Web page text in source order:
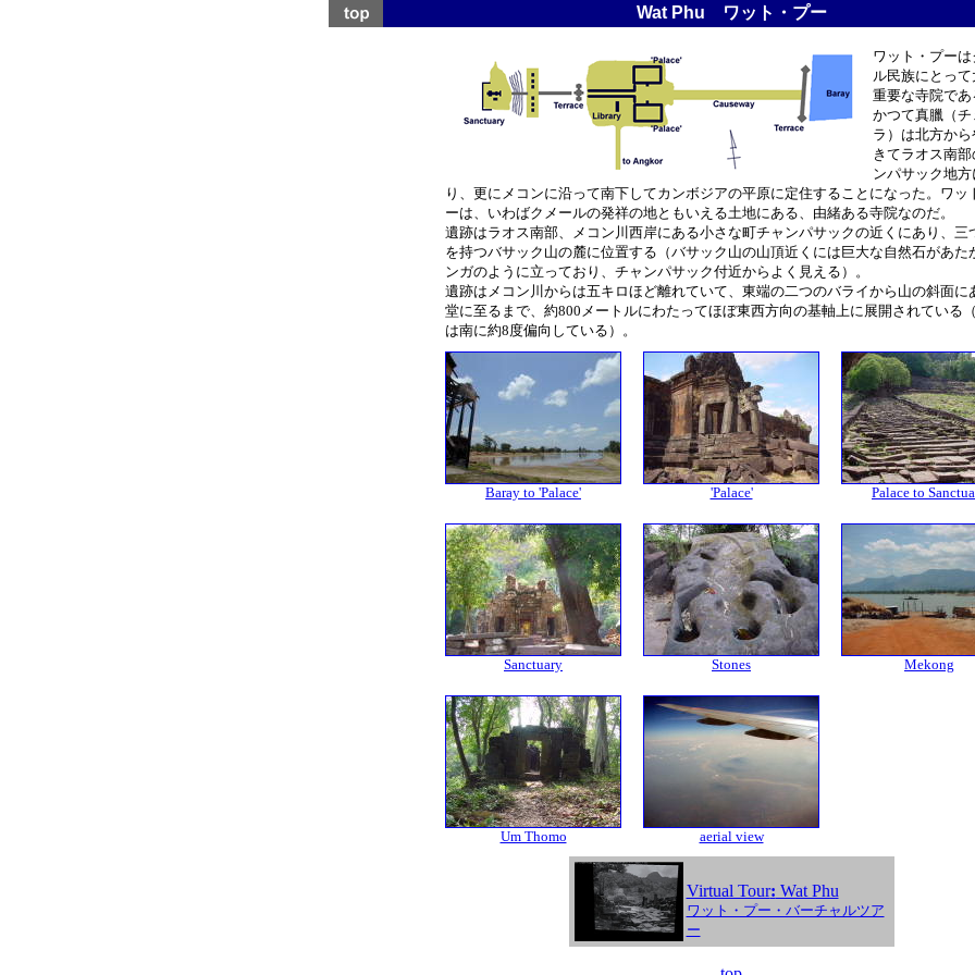
Wat Phu ワット・プー
ワット・プーは
ル民族にとって
重要な寺院であ
かつて真臘（チ
ラ）は北方から
きてラオス南
ンパサック地方
り、更にメコンに沿って南下してカンボジアの平原に定住することになった。ワッ
ーは、いわばクメールの発祥の地ともいえる土地にある、由緒ある寺院なのだ。
遺跡はラオス南部、メコン川西岸にある小さな町チャンパサックの近くにあり、三
を持つバサック山の麓に位置する（バサック山の山頂近くには巨大な自然石があた
ンガのように立っており、チャンパサック付近からよく見える）。
遺跡はメコン川からは五キロほど離れていて、東端の二つのバライから山の斜面に
堂に至るまで、約800メートルにわたってほぼ東西方向の基軸上に展開されている
は南に約8度偏向している）。
Baray to 'Palace' 'Palace' Palace to
Sanctuary Stones Mekong
Um Thomo aerial view
Virtual Tour: Wat Phu
ワット・プー・バーチャルツア
ー